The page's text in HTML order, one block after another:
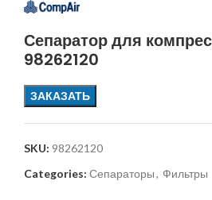
Сепаратор для
98262120
ЗАКАЗАТЬ
SKU: 98262120
Categories: Сепараторы, Фильтры